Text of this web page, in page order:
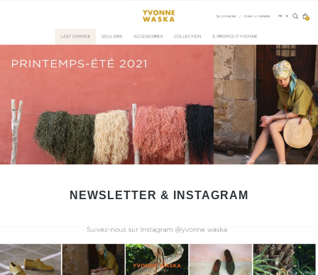
NEWSLETTER & INSTAGRAM